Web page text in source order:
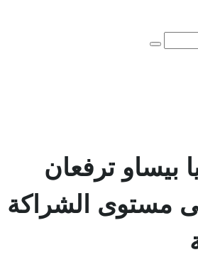
بيساو ترفعان
مستوى الشراكة